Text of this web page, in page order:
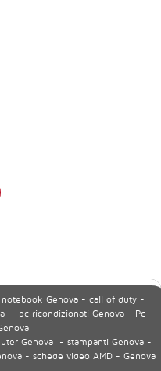
Genova - call of duty -
- pc ricondizionati Genova - Pc
Genova - stampanti Genova -
- schede video AMD - Genova